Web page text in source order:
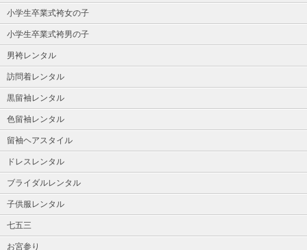
小学生卒業式袴女の子
小学生卒業式袴男の子
男袴レンタル
訪問着レンタル
黒留袖レンタル
色留袖レンタル
留袖ヘアスタイル
ドレスレンタル
ブライダルレンタル
子供服レンタル
七五三
お宮参り